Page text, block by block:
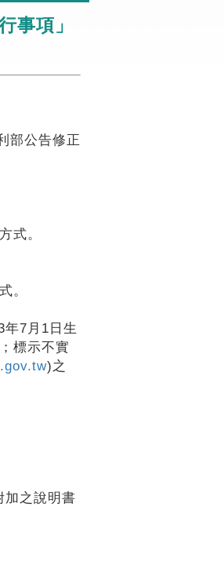
事項」
部公告修正
式。
。
7月1日生
標示不實
)之
加之說明書